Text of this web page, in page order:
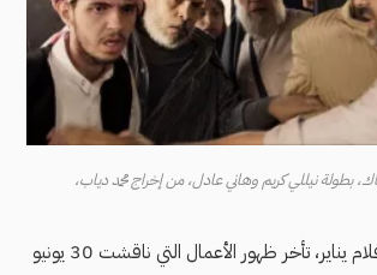
بطولة نيللي كريم وهاني عادل، من إخراج محمد دياب،
على عكس موجة أفلام يناير، تأخر ظهور الأعمال التي ناقشت 30 يونيو